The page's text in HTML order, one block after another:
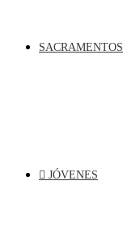
SACRAMENTOS
JÓVENES